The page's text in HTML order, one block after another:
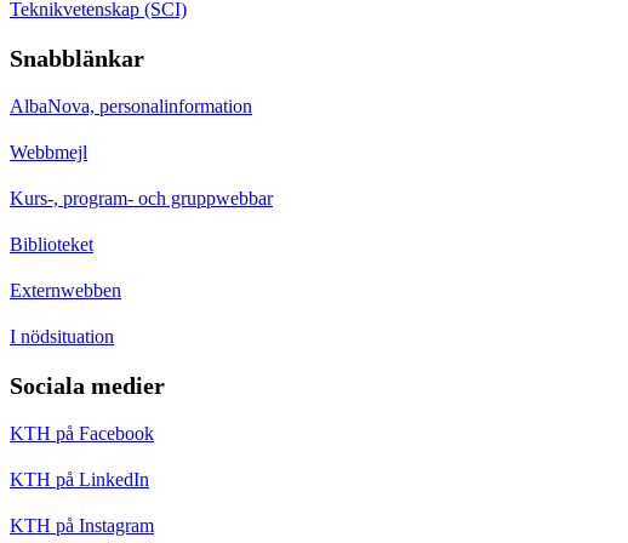
Teknikvetenskap (SCI)
Snabblänkar
AlbaNova, personalinformation
Webbmejl
Kurs-, program- och gruppwebbar
Biblioteket
Externwebben
I nödsituation
Sociala medier
KTH på Facebook
KTH på LinkedIn
KTH på Instagram